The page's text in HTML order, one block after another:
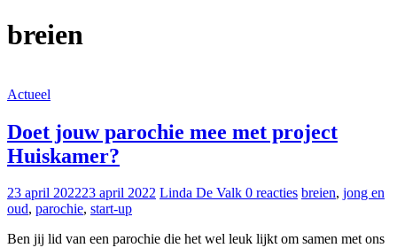
breien
Actueel
Doet jouw parochie mee met project
Huiskamer?
23 april 202223 april 2022 Linda De Valk 0 reacties breien, jong en
oud, parochie, start-up
Ben jij lid van een parochie die het wel leuk lijkt om samen met ons